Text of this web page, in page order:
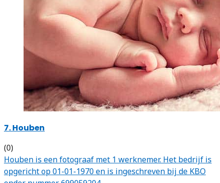
7. Houben
(0)
Houben is een fotograaf met 1 werknemer. Het bedrijf is
opgericht op 01-01-1970 en is ingeschreven bij de KBO